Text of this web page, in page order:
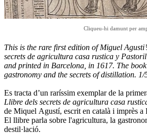
Cliqueu-hi damunt per
This is the rare first edition of Miguel
secrets de agricultura casa rustica y
and printed in Barcelona, in 1617. The
gastronomy and the secrets of distillation. 1/
Es tracta d’un raríssim exemplar de la
Llibre dels secrets de agricultura casa
de Miquel Agustí, escrit en català i imprès a
El llibre parla sobre l'agricultura, la
destil·lació.